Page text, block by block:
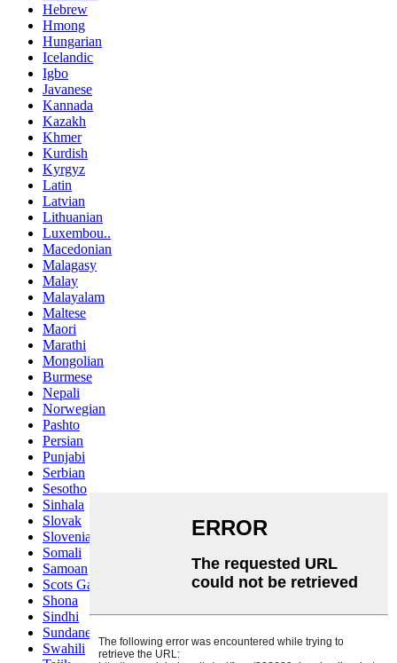
Hebrew
Hmong
Hungarian
Icelandic
Igbo
Javanese
Kannada
Kazakh
Khmer
Kurdish
Kyrgyz
Latin
Latvian
Lithuanian
Luxembou..
Macedonian
Malagasy
Malay
Malayalam
Maltese
Maori
Marathi
Mongolian
Burmese
Nepali
Norwegian
Pashto
Persian
Punjabi
Serbian
Sesotho
Sinhala
Slovak
Slovenian
Somali
Samoan
Scots Gaelic
Shona
Sindhi
Sundanese
Swahili